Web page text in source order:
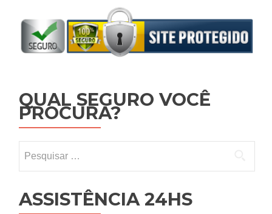
QUAL SEGURO VOCÊ
PROCURA?
ASSISTÊNCIA 24HS